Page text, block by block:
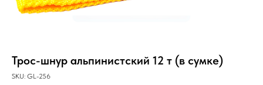
Трос-шнур альпинистский 12 т (в сумке)
SKU: GL-256